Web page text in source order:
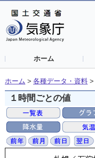
ホーム
ホーム > 各種データ・資料 >
１時間ごとの値